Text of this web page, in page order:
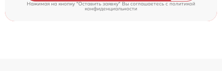
Нажимая на кнопку "Оставить заявку" Вы соглашаетесь cполитикой
конфиденциальности